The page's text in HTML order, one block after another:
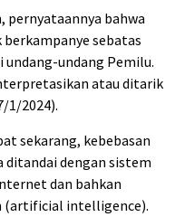
pernyataannya bahwa
sebatas
undang-undang Pemilu.
atau ditarik
1/2024).
sekarang, kebebasan
ditandai dengan sistem
dan bahkan
(artificial intelligence).